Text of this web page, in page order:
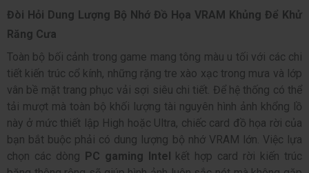
Đòi Hỏi Dung Lượng Bộ Nhớ Đồ Họa VRAM Khủng Để Khử
Răng Cưa
Toàn bộ bối cảnh trong game mang tông màu u tối với các chi
tiết kiến trúc cổ kính, những rặng tre xào xạc trong mưa và lớp
vân bề mặt trang phục vải sợi siêu chi tiết. Để hệ thống có thể
tải mượt mà toàn bộ khối lượng tài nguyên hình ảnh khổng lồ
này ở mức thiết lập High hoặc Ultra, chiếc card đồ họa rời của
bạn bắt buộc phải có dung lượng bộ nhớ VRAM lớn. Việc lựa
chọn các dòng PC gaming Intel kết hợp card rời kiến trúc